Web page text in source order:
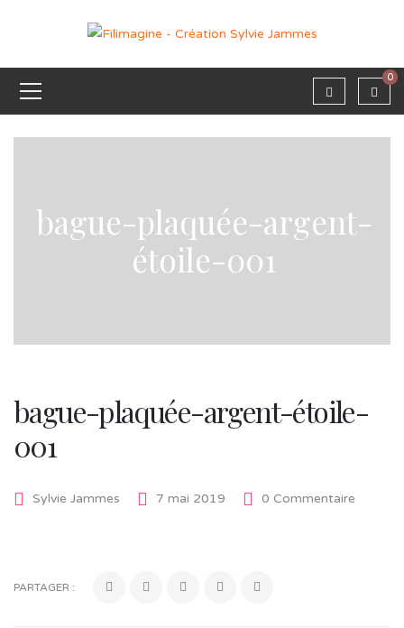
0
bague-plaquée-argent-
étoile-001
bague-plaquée-argent-étoile-
001
Sylvie Jammes 7 mai 2019 0 Commentaire
PARTAGER :